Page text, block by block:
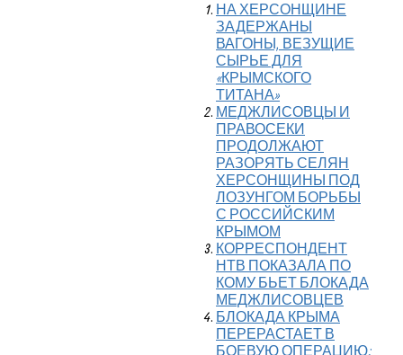
НА ХЕРСОНЩИНЕ
ЗАДЕРЖАНЫ
ВАГОНЫ, ВЕЗУЩИЕ
СЫРЬЕ ДЛЯ
«КРЫМСКОГО
ТИТАНА»
МЕДЖЛИСОВЦЫ И
ПРАВОСЕКИ
ПРОДОЛЖАЮТ
РАЗОРЯТЬ СЕЛЯН
ХЕРСОНЩИНЫ ПОД
ЛОЗУНГОМ БОРЬБЫ
С РОССИЙСКИМ
КРЫМОМ
КОРРЕСПОНДЕНТ
НТВ ПОКАЗАЛА ПО
КОМУ БЬЕТ БЛОКАДА
МЕДЖЛИСОВЦЕВ
БЛОКАДА КРЫМА
ПЕРЕРАСТАЕТ В
БОЕВУЮ ОПЕРАЦИЮ: